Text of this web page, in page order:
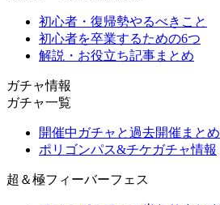
初心者・復帰勢やるべきこと
初心者を卒業するための6つ
解説・お役立ち記事まとめ
ガチャ情報
ガチャ一覧
開催中ガチャと過去開催まとめ
ポリゴンパス&チケガチャ情報
超＆極フィーバーフェス